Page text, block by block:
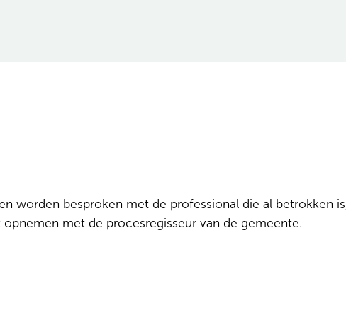
worden besproken met de professional die al betrokken
met de procesregisseur van de gemeente.